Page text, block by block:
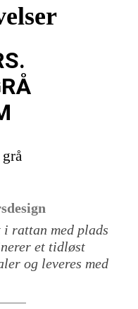
rattan med plads
et tidløst
og leveres med